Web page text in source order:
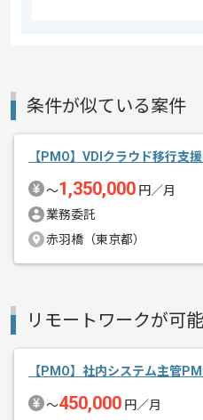
メント
レバ
ス
首都
条件が似ている案件
【PMO】VDIクラウド移行支
〜1,350,000 円／月
業務委託
赤羽橋（東京都）
リモートワークが可
【PMO】社内システム主管
〜450,000 円／月